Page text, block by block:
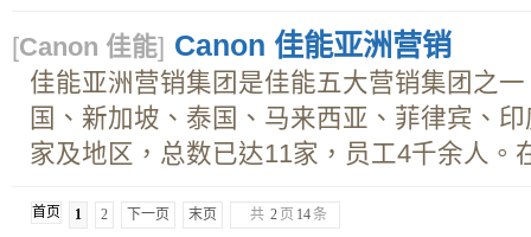
[Canon 佳能] Canon 佳能亚洲营销
佳能亚洲营销集团是佳能五大营销集团之
国、新加坡、泰国、马来西亚、菲律宾、
家及地区，总数已达11家，员工4千余人。
首页 1 2 下一页 末页 共 2 页 14 条